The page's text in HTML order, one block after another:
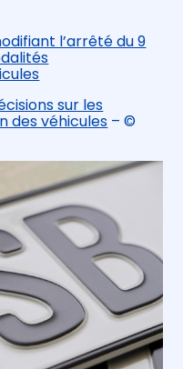
l’arrêté du 9
sur les
des véhicules – ©